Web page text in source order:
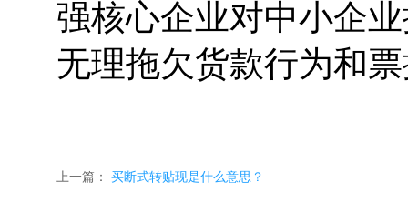
强核心企业对中小企
无理拖欠货款行为和
上一篇： 买断式转贴现是什么意思？